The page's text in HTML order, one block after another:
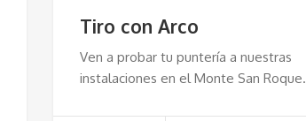
Tiro con Arco
Ven a probar tu puntería a nuestras
instalaciones en el Monte San Roque.